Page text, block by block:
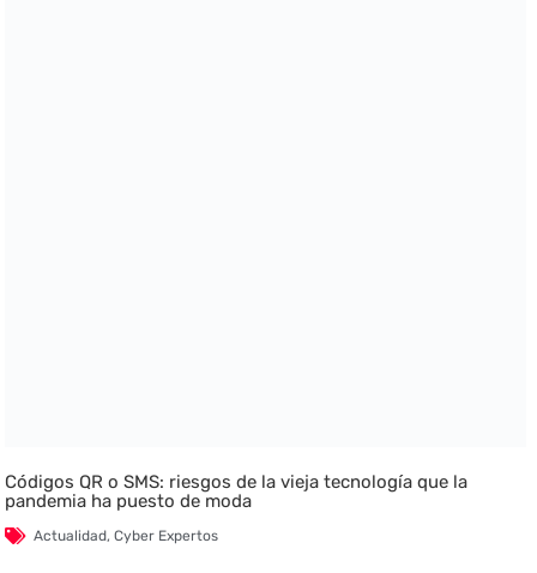
Códigos QR o SMS: riesgos de la vieja tecnología que la
pandemia ha puesto de moda
Actualidad,Cyber Expertos